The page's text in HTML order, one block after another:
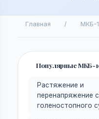
Главная / МКБ-
Популярные МКБ-
Растяжение и
перенапряжение
голеностопного